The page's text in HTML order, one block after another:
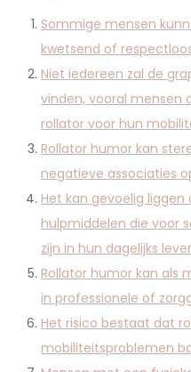
Sommige mensen
kwetsend of
Niet iedereen zal de
vinden, vooral mensen
rollator voor hun
Rollator humor kan
negatieve associaties
Het kan gevoelig
hulpmiddelen die voor
zijn in hun dagelijks
Rollator humor kan als
in professionele of
Het risico bestaat dat
mobiliteitsproblemen